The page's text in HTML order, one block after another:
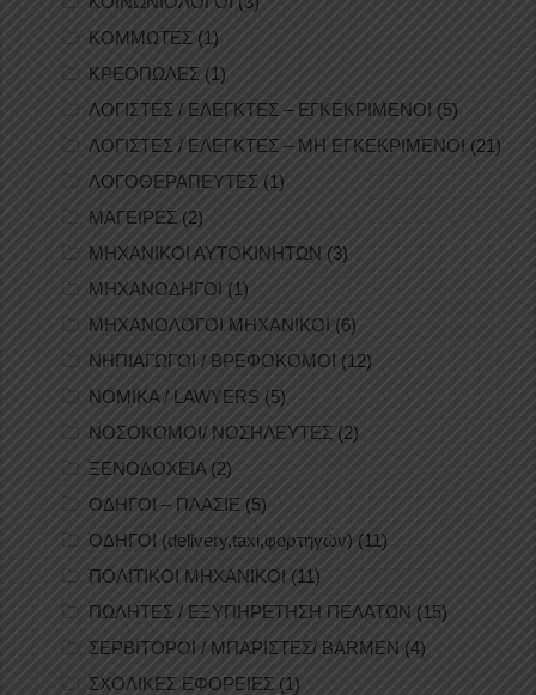
ΚΟΜΜΩΤΕΣ (1)
ΚΡΕΟΠΩΛΕΣ (1)
ΛΟΓΙΣΤΕΣ / ΕΛΕΓΚΤΕΣ – ΕΓΚΕΚΡΙΜΕΝΟΙ (5)
ΛΟΓΙΣΤΕΣ / ΕΛΕΓΚΤΕΣ – ΜΗ ΕΓΚΕΚΡΙΜΕΝΟΙ (21)
ΛΟΓΟΘΕΡΑΠΕΥΤΕΣ (1)
ΜΑΓΕΙΡΕΣ (2)
ΜΗΧΑΝΙΚΟΙ ΑΥΤΟΚΙΝΗΤΩΝ (3)
ΜΗΧΑΝΟΔΗΓΟΙ (1)
ΜΗΧΑΝΟΛΟΓΟΙ ΜΗΧΑΝΙΚΟΙ (6)
ΝΗΠΙΑΓΩΓΟΙ / ΒΡΕΦΟΚΟΜΟΙ (12)
ΝΟΜΙΚΑ / LAWYERS (5)
ΝΟΣΟΚΟΜΟΙ/ ΝΟΣΗΛΕΥΤΕΣ (2)
ΞΕΝΟΔΟΧΕΙΑ(2)
ΟΔΗΓΟΙ – ΠΛΑΣΙΕ (5)
ΟΔΗΓΟΙ (delivery,taxi,φορτηγών) (11)
ΠΟΛΙΤΙΚΟΙ ΜΗΧΑΝΙΚΟΙ (11)
ΠΩΛΗΤΕΣ / ΕΞΥΠΗΡΕΤΗΣΗ ΠΕΛΑΤΩΝ (15)
ΣΕΡΒΙΤΟΡΟΙ / ΜΠΑΡΙΣΤΕΣ/ BARMEN (4)
ΣΧΟΛΙΚΕΣ ΕΦΟΡΕΙΕΣ (1)